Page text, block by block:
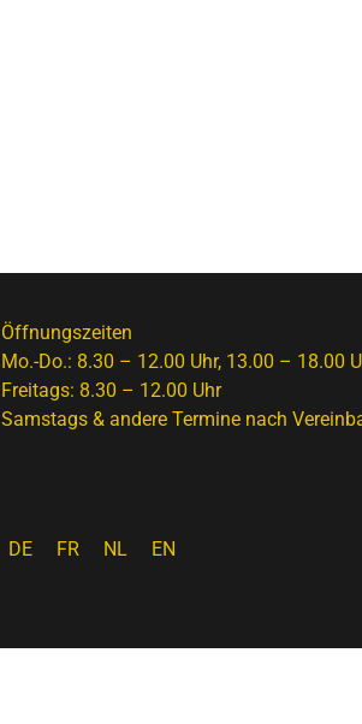
Öffnungszeiten
Mo.-Do.: 8.30 – 12.00 Uhr, 13.00 – 18.00
Freitags: 8.30 – 12.00 Uhr
Samstags & andere Termine nach
DE FR NL EN